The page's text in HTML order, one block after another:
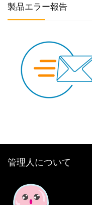
製品エラー報告
管理人について